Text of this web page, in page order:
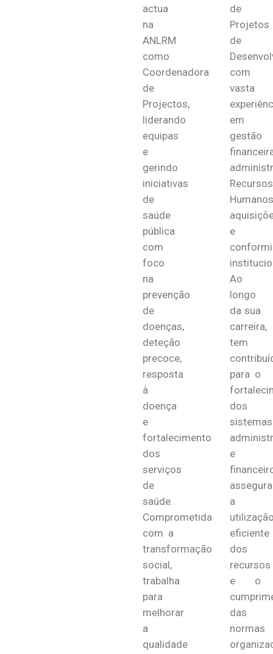
actua
na
ANLRM
como
Coordenadora
de
Projectos,
liderando
equipas
e
gerindo
iniciativas
de
saúde
pública
com
foco
na
prevenção
de
doenças,
deteção
precoce,
resposta
à
doença
e
fortalecimento
dos
serviços
de
saúde.
Comprometida
com a
transformação
social,
trabalha
para
melhorar
a
qualidade
de
Projetos
de
com
vasta
em
gestão
Recursos
e
Ao
longo
da sua
carreira,
tem
para o
dos
sistemas
e
a
eficiente
dos
recursos
e o
das
normas